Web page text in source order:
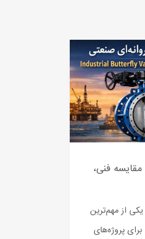
فنی،
از مهم‌ترین
پروژه‌های